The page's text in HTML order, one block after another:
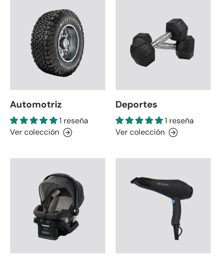
Automotriz
1 reseña
Ver colección
Deportes
1 reseña
Ver colección